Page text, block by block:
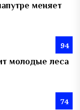
меняет
94
молодые леса
74